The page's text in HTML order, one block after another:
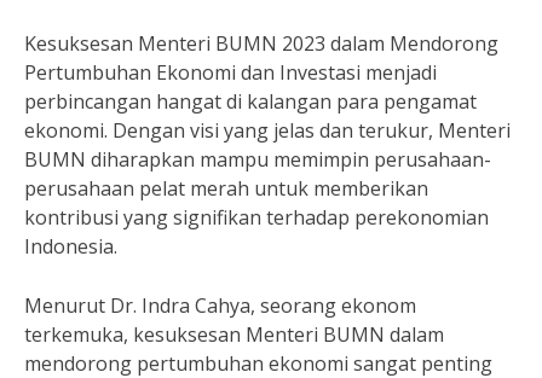
Kesuksesan Menteri BUMN 2023 dalam Mendorong
Pertumbuhan Ekonomi dan Investasi menjadi
perbincangan hangat di kalangan para pengamat
ekonomi. Dengan visi yang jelas dan terukur, Menteri
BUMN diharapkan mampu memimpin perusahaan-
perusahaan pelat merah untuk memberikan
kontribusi yang signifikan terhadap perekonomian
Indonesia.
Menurut Dr. Indra Cahya, seorang ekonom
terkemuka, kesuksesan Menteri BUMN dalam
mendorong pertumbuhan ekonomi sangat penting